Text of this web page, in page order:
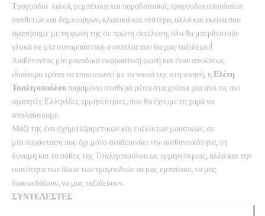
Τραγούδια λαϊκά, ρεμπέτικα και παραδοσιακά, τραγούδια σπουδαίων
συνθετών και δημιουργών, κλασικά και νεότερα, αλλά και εκείνα που
αγαπήσαμε με τη φωνή της σε πρώτη εκτέλεση, όλα θα μπερδευτούν
γλυκά σε μία συναρπαστική συναυλία που θα μας ταξιδέψει!
Διαθέτοντας μία μοναδικά εκφραστική φωνή και έναν απολύτως
ιδιαίτερο τρόπο να επικοινωνεί με το κοινό της στη σκηνή, η Ελένη
Τσαλιγοπούλουπαραμένει σταθερά μέσα στα χρόνια μία από τις πιο
αγαπητές Ελληνίδες ερμηνεύτριες, που θα έχουμε τη χαρά να
απολαύσουμε.
Μαζί της ένα σχήμα εξαιρετικών και ευέλικτων μουσικών, σε
μία παράσταση που όχι μόνο αναδεικνύει την αισθαντικότητα, τη
δύναμη και το πάθος της Τσαλιγοπούλου ως ερμηνεύτριας, αλλά και την
ικανότητα των ίδιων των τραγουδιών να μας εμπνέουν, να μας
διασκεδάζουν, να μας ταξιδεύουν.
ΣΥΝΤΕΛΕΣΤΕΣ